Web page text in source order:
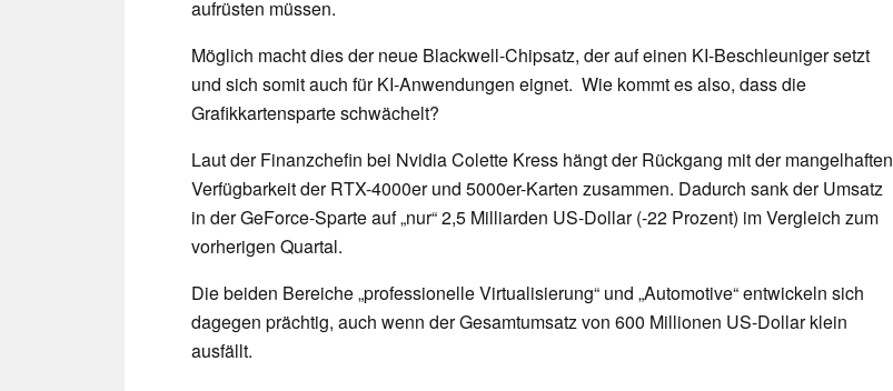
aufrüsten müssen.
Möglich macht dies der neue Blackwell-Chipsatz, der auf einen KI-Beschleuniger setzt
und sich somit auch für KI-Anwendungen eignet. Wie kommt es also, dass die
Grafikkartensparte schwächelt?
Laut der Finanzchefin bei Nvidia Colette Kress hängt der Rückgang mit der mangelhaften
Verfügbarkeit der RTX-4000er und 5000er-Karten zusammen. Dadurch sank der Umsatz
in der GeForce-Sparte auf „nur“ 2,5 Milliarden US-Dollar (-22 Prozent) im Vergleich zum
vorherigen Quartal.
Die beiden Bereiche „professionelle Virtualisierung“ und „Automotive“ entwickeln sich
dagegen prächtig, auch wenn der Gesamtumsatz von 600 Millionen US-Dollar klein
ausfällt.